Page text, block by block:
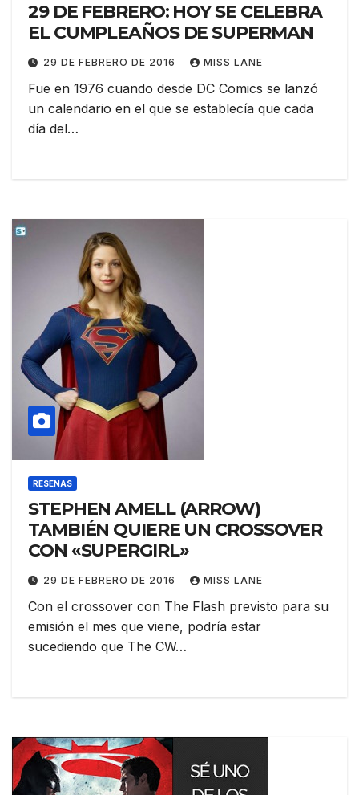
29 DE FEBRERO: HOY SE CELEBRA
EL CUMPLEAÑOS DE SUPERMAN
29 DE FEBRERO DE 2016 MISS LANE
Fue en 1976 cuando desde DC Comics se lanzó
un calendario en el que se establecía que cada
día del…
RESEÑAS
STEPHEN AMELL (ARROW)
TAMBIÉN QUIERE UN CROSSOVER
CON «SUPERGIRL»
29 DE FEBRERO DE 2016 MISS LANE
Con el crossover con The Flash previsto para su
emisión el mes que viene, podría estar
sucediendo que The CW…